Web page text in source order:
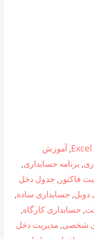
,آموزش
, برنامه حسابداری,
فاکتور , جدول دخل
دوبل, حسابداری ساده,
, حسابداری کارگاه,
شخصی, مدیریت دخل